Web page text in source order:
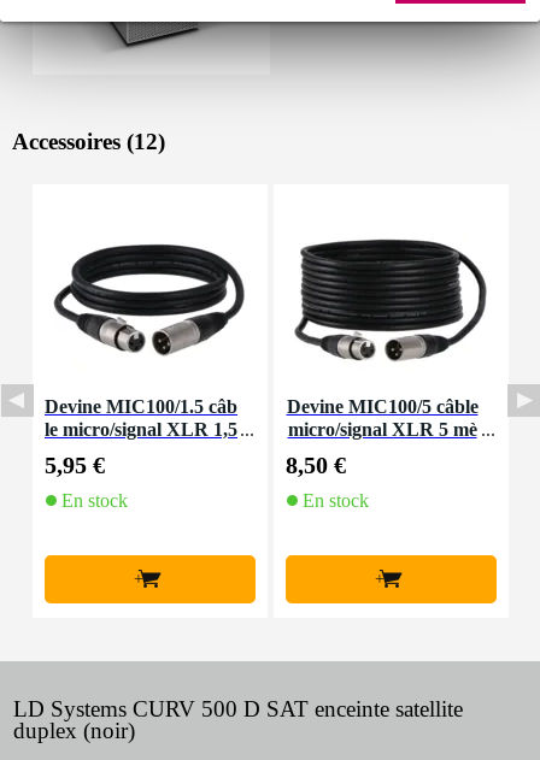
Accessoires (12)
Devine MIC100/1.5 câb
le micro/signal XLR 1,5
5,95 €
En stock
+
Devine MIC100/5 câble
micro/signal XLR 5 mè
8,50 €
En stock
+
LD Systems CURV 500 D SAT enceinte satellite
duplex (noir)